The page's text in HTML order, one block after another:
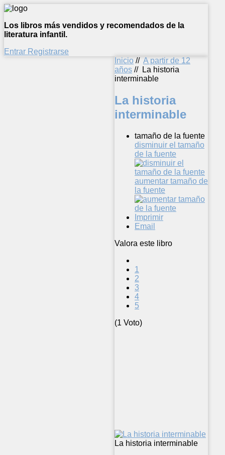
Los libros más vendidos y recomendados de la
literatura infantil.
Entrar Registrarse
Inicio // A partir de 12
años // La historia
interminable
La historia
interminable
tamaño de la fuente
disminuir el tamaño
de la fuente
aumentar tamaño de
la fuente
Imprimir
Email
Valora este libro
1
2
3
4
5
(1 Voto)
La historia interminable